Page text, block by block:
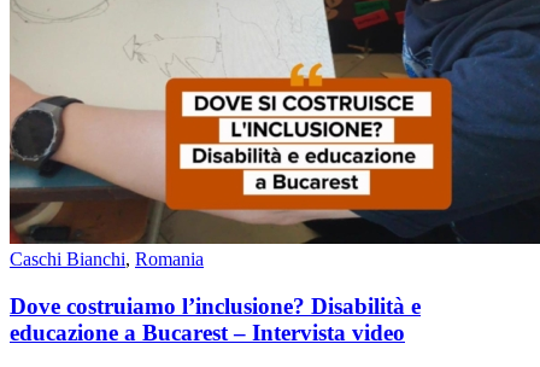
Caschi Bianchi, Romania
Dove costruiamo l’inclusione? Disabilità e
educazione a Bucarest – Intervista video